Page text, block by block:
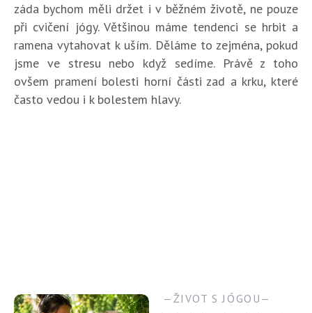
záda bychom měli držet i v běžném životě, ne pouze
při cvičení jógy. Většinou máme tendenci se hrbit a
ramena vytahovat k uším. Děláme to zejména, pokud
jsme ve stresu nebo když sedíme. Právě z toho
ovšem pramení bolesti horní části zad a krku, které
často vedou i k bolestem hlavy.
ŽIVOT S JÓGOU